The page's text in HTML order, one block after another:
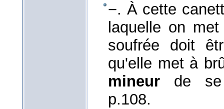
−. À cette
laquelle on
soufrée doit
qu'elle met à
mineur de
p.108.